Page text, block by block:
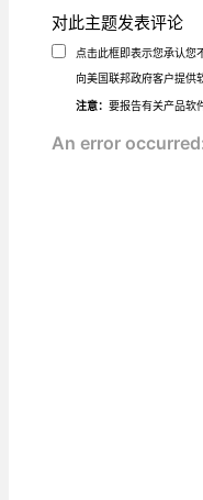
对此主题发表评论
点击此框即表示您承认您
向美国联邦政府客户提
注意：要报告有关产品软